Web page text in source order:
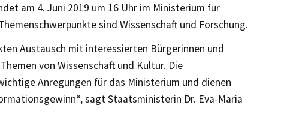
am 4. Juni 2019 um 16 Uhr im Ministerium für
sind Wissenschaft und Forschung.
Austausch mit interessierten Bürgerinnen und
von Wissenschaft und Kultur. Die
Anregungen für das Ministerium und dienen
sagt Staatsministerin Dr. Eva-Maria